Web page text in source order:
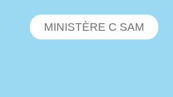
MINISTÈRE C SAM